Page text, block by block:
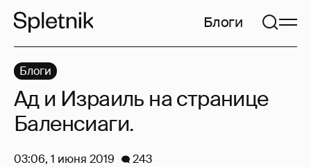
Блоги
Блоги
Ад и Израиль на странице
Баленсиаги.
03:06, 1 июня 2019
243